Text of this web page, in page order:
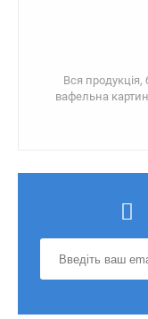
Вся продукція,
вафельна